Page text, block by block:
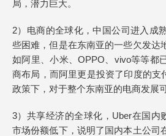
局，潜力巨大。
2）电商的全球化，中国公司进入成
些困难，但是在东南亚的一些欠发达
如阿里、小米、OPPO、vivo等等都
商布局，而阿里更是投资了印度的支
政策下，对于整个东南亚的电商发展
3）共享经济的全球化，Uber在国内
市场份额低下，说明了国内本土公司